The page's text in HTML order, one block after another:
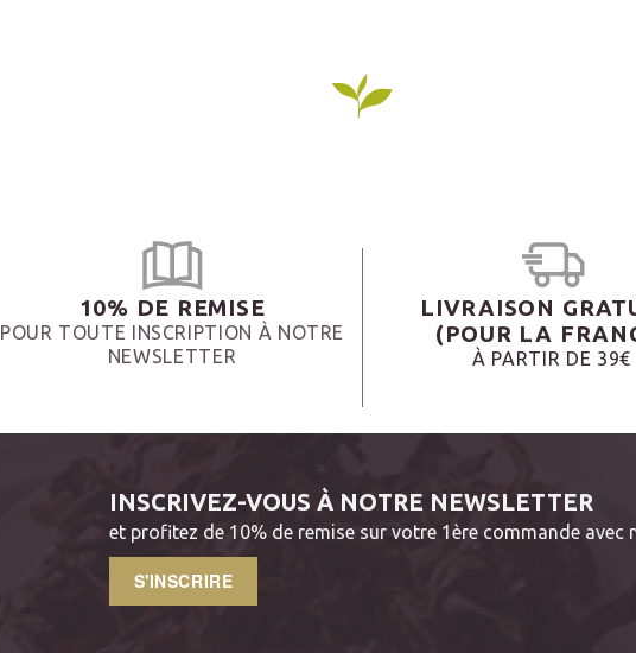
10% DE REMISE
POUR TOUTE INSCRIPTION À NOTRE
NEWSLETTER
LIVRAISON
(POUR LA
À PARTIR DE 39€
INSCRIVEZ-VOUS À NOTRE NEWSLETTER
et profitez de 10% de remise sur votre 1ère commande avec
S'INSCRIRE